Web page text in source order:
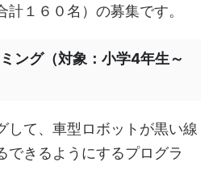
１６０名）の募集です。
ング（対象：小学4年生～
して、車型ロボットが黒い線
できるようにするプログラ